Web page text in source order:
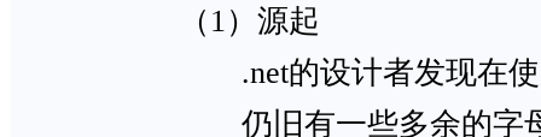
（1）源起
.net的设计者发现在使用
仍旧有一些多余的字母或